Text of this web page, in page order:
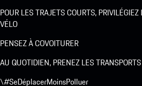
POUR LES TRAJETS COURTS,
VÉLO
PENSEZ À COVOITURER
AU QUOTIDIEN, PRENEZ LES
\#SeDéplacerMoinsPolluer